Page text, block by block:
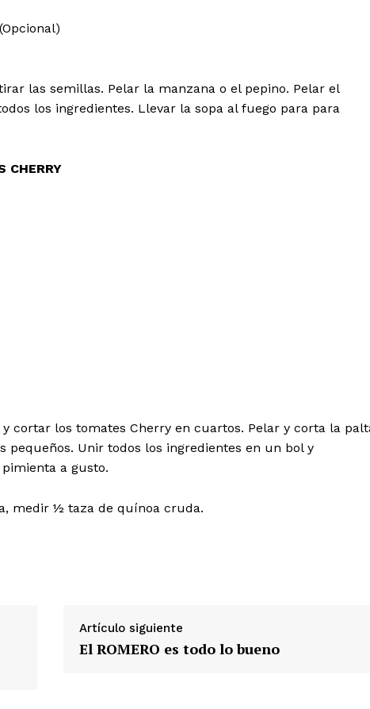
las semillas. Pelar la manzana o el pepino. Pelar el
los ingredientes. Llevar la sopa al fuego para para
CHERRY
cortar los tomates Cherry en cuartos. Pelar y corta la
Unir todos los ingredientes en un bol y
a gusto.
medir ½ taza de quínoa cruda.
Artículo siguiente
El ROMERO es todo lo bueno